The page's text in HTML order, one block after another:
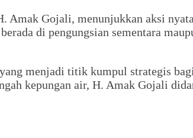
Gojali, menunjukkan aksi
di pengungsian sementara
menjadi titik kumpul strategis
kepungan air, H. Amak Gojali